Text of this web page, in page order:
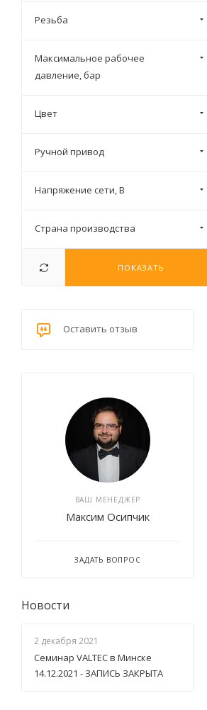
Резьба
Максимальное рабочее
давление, бар
Цвет
Ручной привод
Напряжение сети, В
Страна производства
ПОКАЗАТЬ
Оставить отзыв
ВАШ МЕНЕДЖЕР
Максим Осипчик
ЗАДАТЬ ВОПРОС
Новости
2 декабря 2021
Семинар VALTEC в Минске
14.12.2021 - ЗАПИСЬ ЗАКРЫТА